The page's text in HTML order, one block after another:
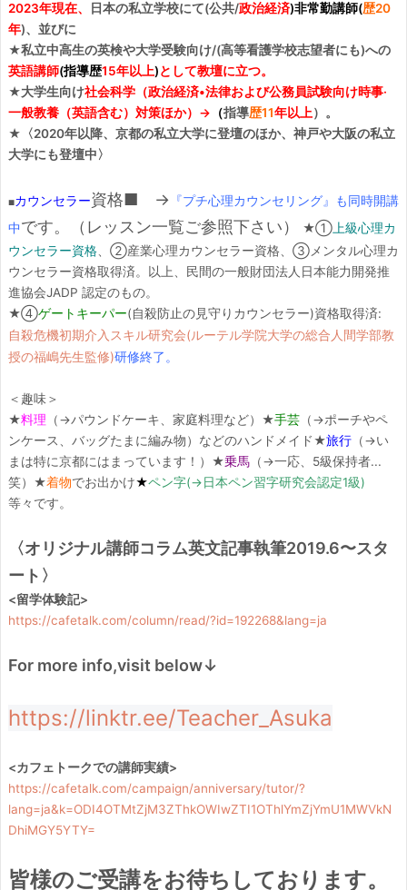
2023年現在、
日本の私立学校にて(公共/政治経済)非常勤講師(歴20
年)、並びに
★私立中高生の英検や大学受験向け/(高等看護学校志望者にも)への
英語講師(指導歴15年以上)として教壇に立つ。
★大学生向け社会科学（政治経済•法律および公務員試験向け時事·
一般教養（英語含む）対策ほか）→ （指導歴11年以上）。
★〈2020年以降、京都の私立大学に登壇のほか、神戸や大阪の私立
大学にも登壇中〉
■カウンセラー資格■ → 『プチ心理カウンセリング』も同時開講
中です。（レッスン一覧ご参照下さい） ★①上級心理カ
ウンセラー資格、②産業心理カウンセラー資格、③メンタル心理カ
ウンセラー資格取得済。以上、民間の一般財団法人日本能力開発推
進協会JADP 認定のもの。
★④ゲートキーパー(自殺防止の見守りカウンセラー)資格取得済:
自殺危機初期介入スキル研究会(ルーテル学院大学の総合人間学部教
授の福嶋先生監修)研修終了。
＜趣味＞
★料理 （→パウンドケーキ、家庭料理など）★手芸 （→ポーチやペ
ンケース、バッグたまに編み物）などのハンドメイド★旅行 （→い
まは特に京都にはまっています！）★乗馬 （→一応、5級保持者...
笑）★着物でお出かけ★ペン字(→日本ペン習字研究会認定1級)
等々です。
〈オリジナル講師コラム英文記事執筆2019.6〜スタ
ート〉
<留学体験記>
https://cafetalk.com/column/read/?id=192268&lang=ja
For more info,visit below↓
https://linktr.ee/Teacher_Asuka
<カフェトークでの講師実績>
https://cafetalk.com/campaign/anniversary/tutor/?
lang=ja&k=ODI4OTMtZjM3ZThkOWIwZTI1OThlYmZjYmU1MWVkN
DhiMGY5YTY=
皆様のご受講をお待ちしております。